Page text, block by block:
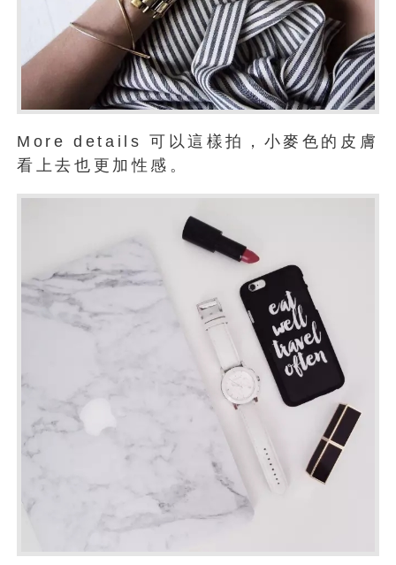
More details 可以這樣拍，小麥色的皮膚
看上去也更加性感。